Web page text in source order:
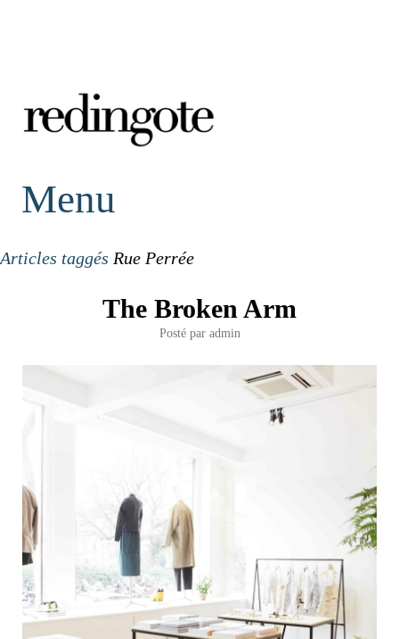
redingote.
Menu
Articles taggés Rue Perrée
The Broken Arm
Posté par admin